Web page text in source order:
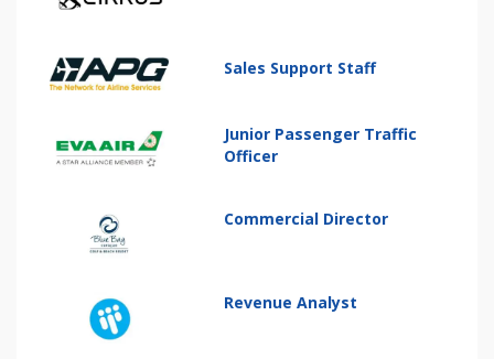
Sales Support Staff
Junior Passenger Traffic
Officer
Commercial Director
Revenue Analyst